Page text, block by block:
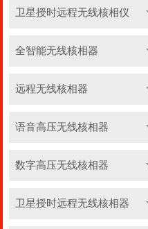
卫星授时远程无线核相仪
全智能无线核相器
远程无线核相器
语音高压无线核相器
数字高压无线核相器
卫星授时远程无线核相器